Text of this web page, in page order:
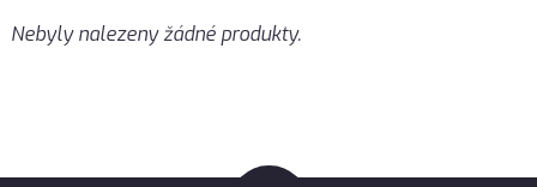
Nebyly nalezeny žádné produkty.